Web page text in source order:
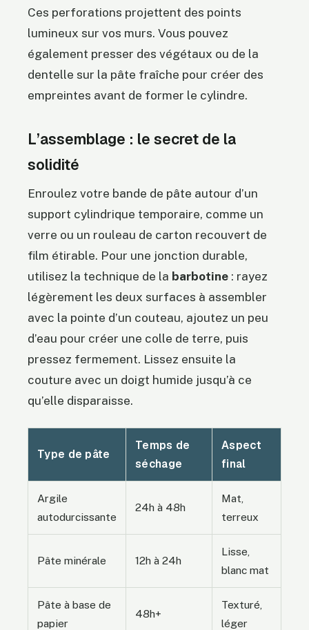
Ces perforations projettent des points
lumineux sur vos murs. Vous pouvez
également presser des végétaux ou de la
dentelle sur la pâte fraîche pour créer des
empreintes avant de former le cylindre.
L’assemblage : le secret de la
solidité
Enroulez votre bande de pâte autour d’un
support cylindrique temporaire, comme un
verre ou un rouleau de carton recouvert de
film étirable. Pour une jonction durable,
utilisez la technique de la barbotine : rayez
légèrement les deux surfaces à assembler
avec la pointe d’un couteau, ajoutez un peu
d’eau pour créer une colle de terre, puis
pressez fermement. Lissez ensuite la
couture avec un doigt humide jusqu’à ce
qu’elle disparaisse.
Type de pâte
Temps de
séchage
Aspect
final
Argile
autodurcissante
24h à 48h
Mat,
terreux
Pâte minérale 12h à 24h
Lisse,
blanc mat
Pâte à base de
papier
48h+
Texturé,
léger